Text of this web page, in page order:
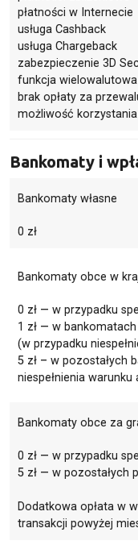
płatności w Internecie
usługa Cashback
usługa Chargeback
zabezpieczenie 3D
funkcja wielowalutowa
brak opłaty za
możliwość
Bankomaty i
Bankomaty własne
0 zł
Bankomaty obce w
0 zł — w przypadku
1 zł — w
(w przypadku
5 zł – w pozostałych
niespełnienia
Bankomaty obce za
0 zł — w przypadku
5 zł — w pozostałych
Dodatkowa opłata w
transakcji powyżej